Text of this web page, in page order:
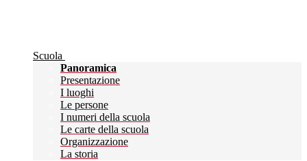
Scuola
Panoramica
Presentazione
I luoghi
Le persone
I numeri della scuola
Le carte della scuola
Organizzazione
La storia